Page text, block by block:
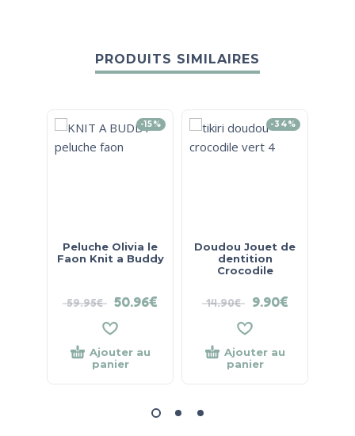
PRODUITS SIMILAIRES
-15%
Peluche Olivia le
Faon Knit a Buddy
59.95€ 50.96€
Ajouter au
panier
-34%
Doudou Jouet de
dentition
Crocodile
14.90€ 9.90€
Ajouter au
panier